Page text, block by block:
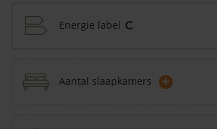
Energie label C
Aantal slaapkamers +